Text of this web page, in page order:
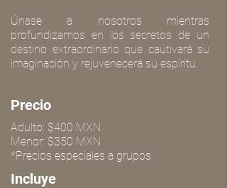
Precio
Adulto: $400 MXN
Menor: $350 MXN
*Precios especiales a grupos.
Incluye
Únase a nosotros mientras
profundizamos en los secretos de un
destino extraordinario que cautivará su
imaginación y rejuvenecerá su espíritu.